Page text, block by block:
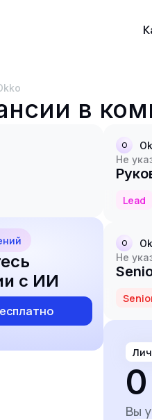
Okko
в
с ИИ
O
Не
Lead
O
Не
0
Вы